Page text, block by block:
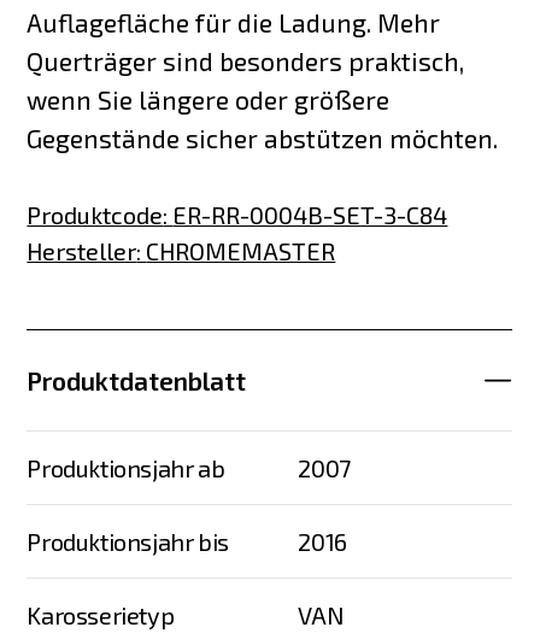
Auflagefläche für die Ladung. Mehr
Querträger sind besonders praktisch,
wenn Sie längere oder größere
Gegenstände sicher abstützen möchten.
Produktcode: ER-RR-0004B-SET-3-C84
Hersteller: CHROMEMASTER
Produktdatenblatt
Produktionsjahr ab 2007
Produktionsjahr bis 2016
Karosserietyp VAN